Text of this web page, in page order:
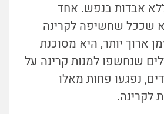
אבדות בנפש. אחד
שככל שחשיפה לקרינה
ארוך יותר, היא מסוכנת
שנחשפו למנות קרינה על
נפגעו פחות מאלו
לקרינה.